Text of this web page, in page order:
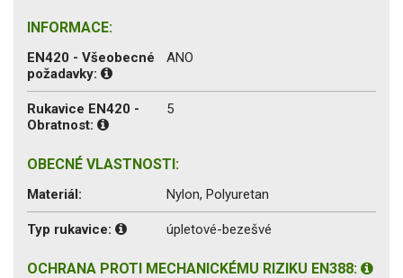
INFORMACE:
EN420 - Všeobecné
požadavky:
ANO
Rukavice EN420 -
Obratnost:
5
OBECNÉ VLASTNOSTI:
Materiál: Nylon, Polyuretan
Typ rukavice: úpletové-bezešvé
OCHRANA PROTI MECHANICKÉMU RIZIKU EN388: